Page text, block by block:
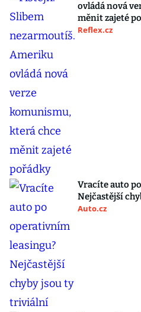
ovládá nová
měnit zajeté
Reflex.cz
Vracíte auto
Nejčastější
Auto.cz